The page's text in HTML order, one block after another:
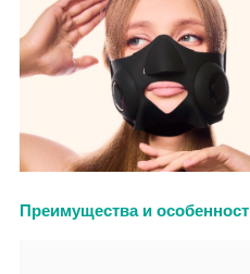
Преимущества и